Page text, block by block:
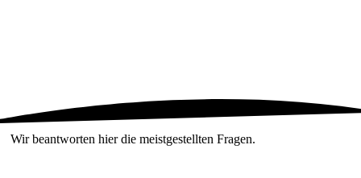
Wir beantworten hier die meistgestellten Fragen.